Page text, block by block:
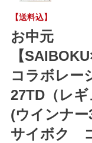
【送料込】
お中元
【
コラボレー
27TD（レギ
(ウインナ
サイボク